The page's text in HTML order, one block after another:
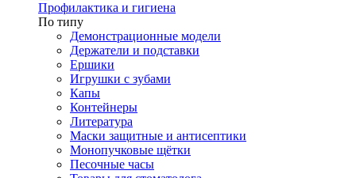
Профилактика и гигиена
По типу
Демонстрационные модели
Держатели и подставки
Ершики
Игрушки с зубами
Капы
Контейнеры
Литература
Маски защитные и антисептики
Монопучковые щётки
Песочные часы